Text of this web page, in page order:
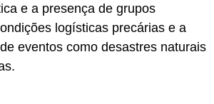
e a presença de grupos
logísticas precárias e a
eventos como desastres naturais